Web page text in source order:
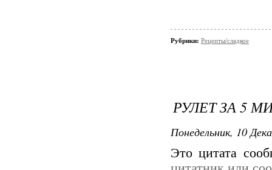
Рубрики: Рецепты/сладкое
РУЛЕТ ЗА 5
Понедельник, 10
Это цитата